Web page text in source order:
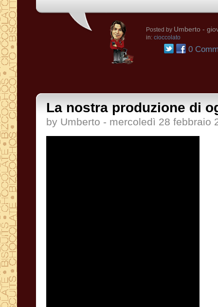
Posted by Umberto -
in: cioccolato
0
La nostra produzione di
by Umberto - mercoledì 28 febbraio